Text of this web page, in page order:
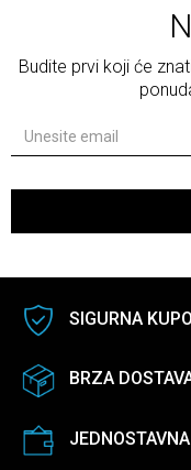
Budite prvi koji će
SIGURNA
BRZA